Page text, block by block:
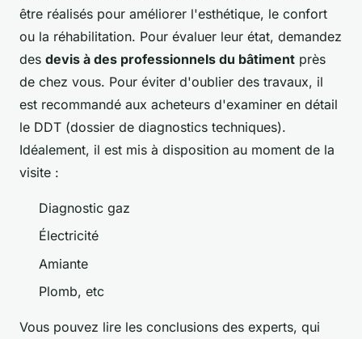
être réalisés pour améliorer l'esthétique, le confort
ou la réhabilitation. Pour évaluer leur état, demandez
des devis à des professionnels du bâtiment près
de chez vous. Pour éviter d'oublier des travaux, il
est recommandé aux acheteurs d'examiner en détail
le DDT (dossier de diagnostics techniques).
Idéalement, il est mis à disposition au moment de la
visite :
Diagnostic gaz
Électricité
Amiante
Plomb, etc
Vous pouvez lire les conclusions des experts, qui